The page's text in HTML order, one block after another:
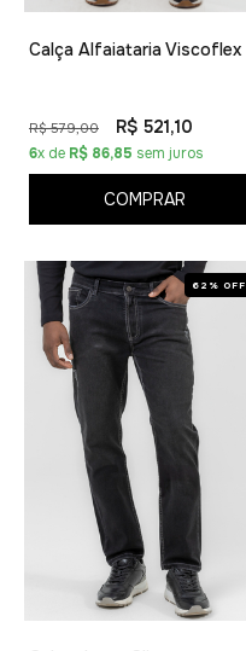
Calça Alfaiataria Viscoflex
R$ 579,00 R$ 521,10
6x de R$ 86,85 sem juros
COMPRAR
62% OFF